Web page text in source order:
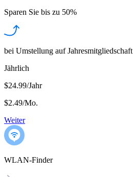
Sparen Sie bis zu 50%
bei Umstellung auf Jahresmitgliedschaft
Jährlich
$24.99/Jahr
$2.49/Mo.
Weiter
WLAN-Finder